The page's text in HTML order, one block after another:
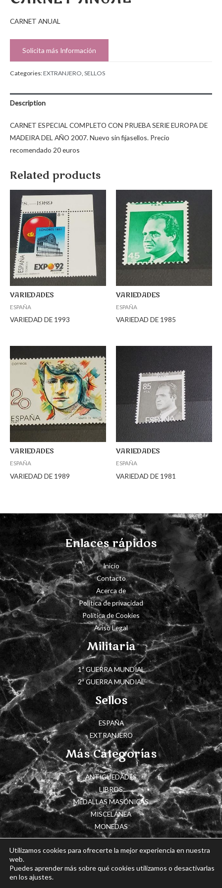
CARNET ANUAL
Solicita más Información
Categories:EXTRANJERO, SELLOS
Description
CARNET ESPECIAL COMPLETO CON PRUEBA SERIE EUROPA DE
MADEIRA DEL AÑO 2007. Nuevo sin fijasellos. Precio
recomendado 20 euros
Related products
VARIEDADES
ESPAÑA
VARIEDAD DE 1993
VARIEDADES
ESPAÑA
VARIEDAD DE 1985
VARIEDADES
ESPAÑA
VARIEDAD DE 1989
VARIEDADES
ESPAÑA
VARIEDAD DE 1981
Enlaces rápidos
Inicio
Contacto
Acerca de
Política de privacidad
Política de Cookies
Aviso Legal
Militaria
1ª GUERRA MUNDIAL
2ª GUERRA MUNDIAL
Sellos
ESPAÑA
EXTRANJERO
Más Categorías
ANTIGÜEDADES
LIBROS
MEDALLAS MASÓNICAS
MISCELÁNEA
MONEDAS
Utilizamos cookies para ofrecerte la mejor experiencia en nuestra
web.
Puedes aprender más sobre qué cookies utilizamos o desactivarlas
en los ajustes.